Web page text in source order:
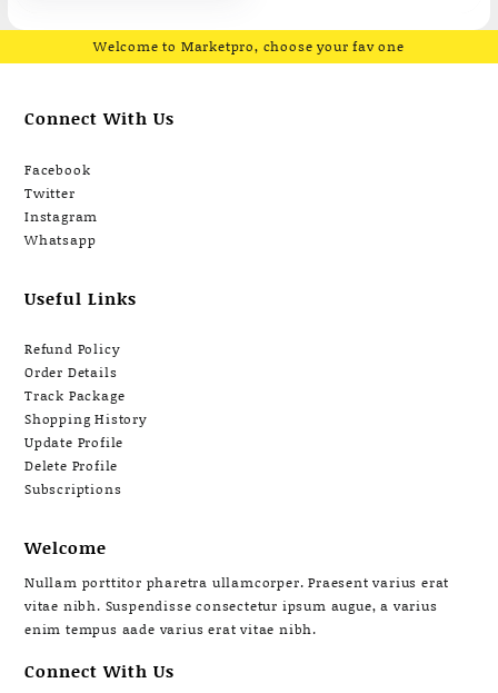
Welcome to Marketpro, choose your fav one
Connect With Us
Facebook
Twitter
Instagram
Whatsapp
Useful Links
Refund Policy
Order Details
Track Package
Shopping History
Update Profile
Delete Profile
Subscriptions
Welcome
Nullam porttitor pharetra ullamcorper. Praesent varius erat
vitae nibh. Suspendisse consectetur ipsum augue, a varius
enim tempus aade varius erat vitae nibh.
Connect With Us